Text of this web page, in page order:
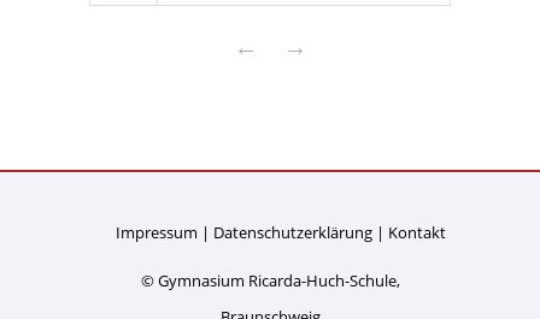
← →
Impressum Datenschutzerklärung Kontakt
© Gymnasium Ricarda-Huch-Schule,